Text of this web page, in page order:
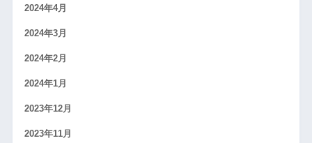
2024年4月
2024年3月
2024年2月
2024年1月
2023年12月
2023年11月